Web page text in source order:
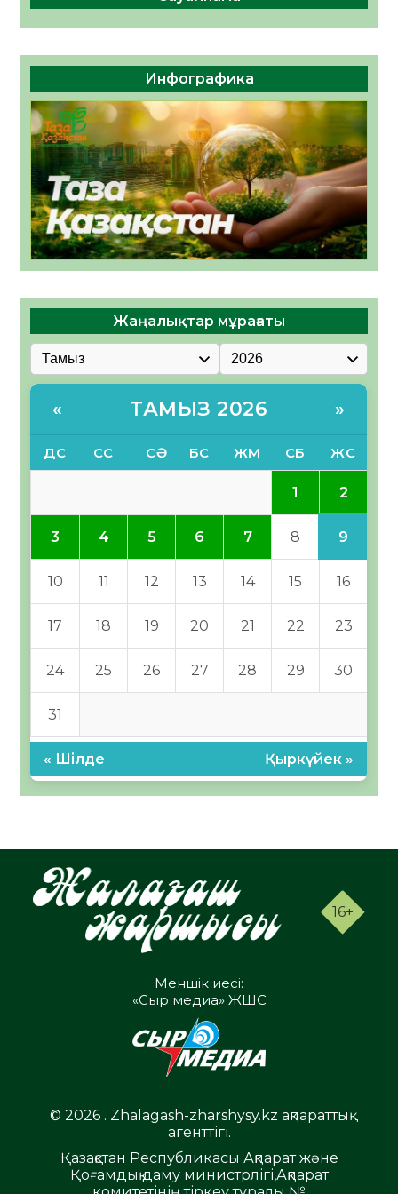
Инфографика
Жаңалықтар мұрағаты
« ТАМЫЗ 2026 »
ДС СС СӘ БС ЖМ СБ ЖС
1 2
3 4 5 6 7 8 9
10 11 12 13 14 15 16
17 18 19 20 21 22 23
24 25 26 27 28 29 30
31
« Шілде Қыркүйек »
16+
Меншік иесі:
«Сыр медиа» ЖШС
© 2026 . Zhalagash-zharshysy.kz ақпараттық
агенттігі.
Қазақстан Республикасы Ақпарат және
Қоғамдық даму министрлігі,Ақпарат